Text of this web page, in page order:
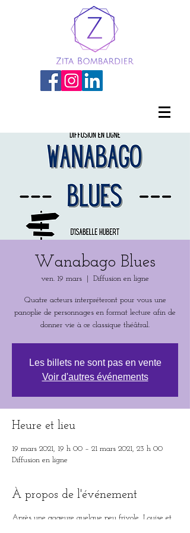
Wanabago Blues
ven. 19 mars Diffusion en ligne
Quatre acteurs interpréteront pour vous une
panoplie de personnages en format lecture afin de
donner vie à ce classique théâtral.
Les billets ne sont pas en vente
Voir d'autres événements
Heure et lieu
19 mars 2021, 19 h 00 – 21 mars 2021, 23 h 00
Diffusion en ligne
À propos de l'événement
Après une gageure quelque peu frivole, Louise et